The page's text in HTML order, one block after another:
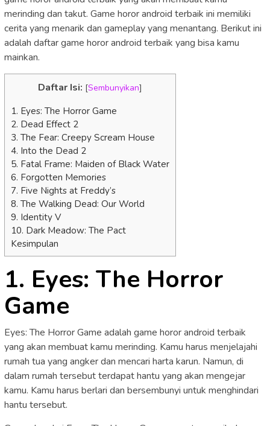
merinding dan takut. Game horor android terbaik ini memiliki
cerita yang menarik dan gameplay yang menantang. Berikut ini
adalah daftar game horor android terbaik yang bisa kamu
mainkan.
Daftar Isi: [Sembunyikan]
1. Eyes: The Horror Game
2. Dead Effect 2
3. The Fear: Creepy Scream House
4. Into the Dead 2
5. Fatal Frame: Maiden of Black Water
6. Forgotten Memories
7. Five Nights at Freddy’s
8. The Walking Dead: Our World
9. Identity V
10. Dark Meadow: The Pact
Kesimpulan
1. Eyes: The Horror
Game
Eyes: The Horror Game adalah game horor android terbaik
yang akan membuat kamu merinding. Kamu harus menjelajahi
rumah tua yang angker dan mencari harta karun. Namun, di
dalam rumah tersebut terdapat hantu yang akan mengejar
kamu. Kamu harus berlari dan bersembunyi untuk menghindari
hantu tersebut.